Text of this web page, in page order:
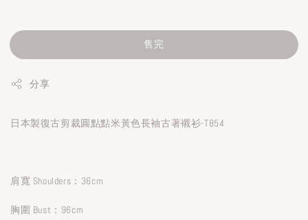
售完
分享
日本製復古剪裁圓點點米黃色長袖古著襯衫-T854
肩寬 Shoulders：36cm
胸圍 Bust：96cm